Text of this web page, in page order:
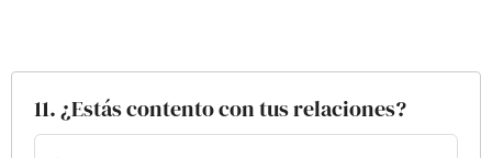
11. ¿Estás contento con tus relaciones?